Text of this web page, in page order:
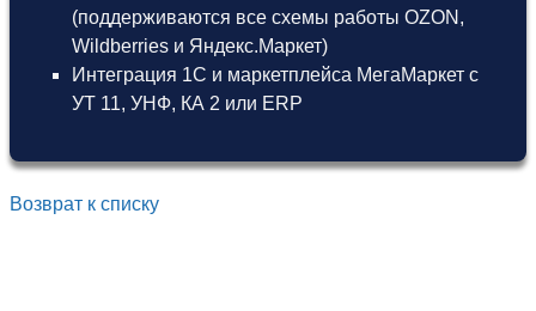
(поддерживаются все схемы работы OZON,
Wildberries и Яндекс.Маркет)
Интеграция 1С и маркетплейса МегаМаркет с
УТ 11, УНФ, КА 2 или ERP
Возврат к списку